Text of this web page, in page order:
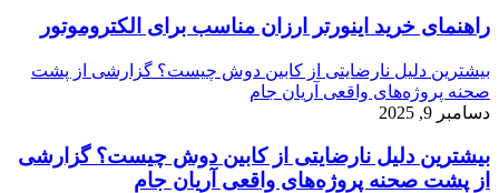
راهنمای خرید اینورتر ارزان مناسب برای الکتروموتور
بیشترین دلیل نارضایتی از کابین دوش چیست؟ گزارشی از پشت
صحنه پروژه‌های واقعی آریان جام
دسامبر 9, 2025
بیشترین دلیل نارضایتی از کابین دوش چیست؟ گزارشی
از پشت صحنه پروژه‌های واقعی آریان جام